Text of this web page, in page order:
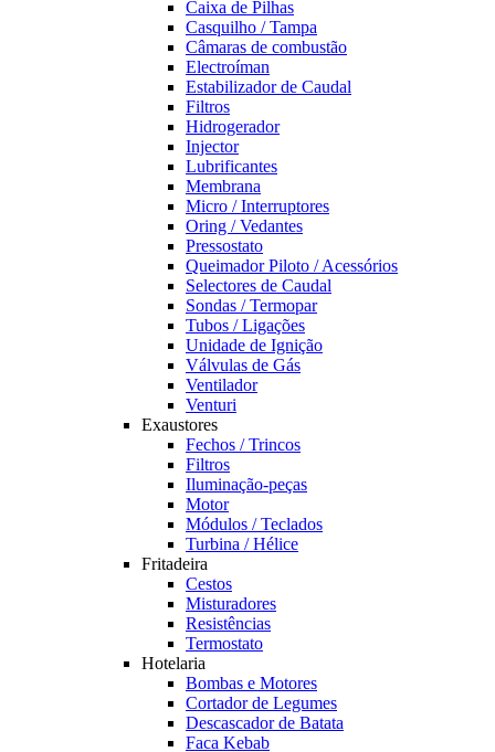
Caixa de Pilhas
Casquilho / Tampa
Câmaras de combustão
Electroíman
Estabilizador de Caudal
Filtros
Hidrogerador
Injector
Lubrificantes
Membrana
Micro / Interruptores
Oring / Vedantes
Pressostato
Queimador Piloto / Acessórios
Selectores de Caudal
Sondas / Termopar
Tubos / Ligações
Unidade de Ignição
Válvulas de Gás
Ventilador
Venturi
Exaustores
Fechos / Trincos
Filtros
Iluminação-peças
Motor
Módulos / Teclados
Turbina / Hélice
Fritadeira
Cestos
Misturadores
Resistências
Termostato
Hotelaria
Bombas e Motores
Cortador de Legumes
Descascador de Batata
Faca Kebab